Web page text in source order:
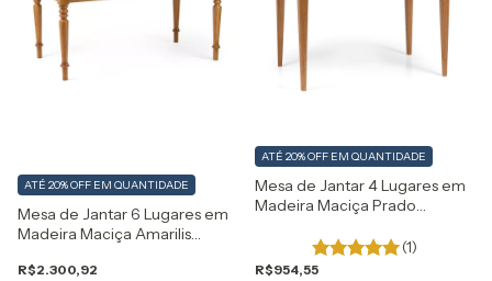
Mesa de Jantar 6 Lugares em
Madeira Maciça Amarilis
R$2.300,92
ATÉ 20% OFF EM QUANTIDADE
Mesa de Jantar 4 Lugares em
Madeira Maciça Prado
(1)
R$954,55
ATÉ 20% OFF EM QUANTIDADE